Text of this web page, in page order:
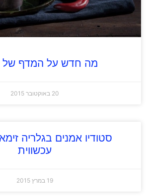
מה חדש על המדף של
20 באוקטובר 2015
סטודיו אמנים בגלריה
עכשווית
19 במרץ 2015